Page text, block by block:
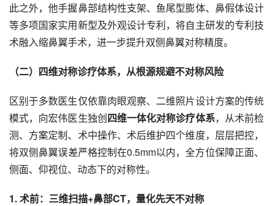
此之外，他手握鼻部结构性支架、鱼尾型膨体、鼻假体设计
等多项国家实用新型及外观设计专利，将自主研发的专利技
术融入缩鼻翼手术，进一步提升双侧鼻翼对称精度。
（二）四维对称诊疗体系，从根源规避不对称风险
区别于多数医生仅依靠肉眼观察、二维照片设计方案的传统
模式，向宏伟医生独创四维一体化对称诊疗体系，从术前检
测、方案定制、术中操作、术后维护四个维度，层层把控，
将双侧鼻翼误差严格控制在0.5mm以内，全方位保障正面、
侧面、仰视位、动态下的对称性。
1. 术前：三维扫描+鼻部CT，量化先天不对称